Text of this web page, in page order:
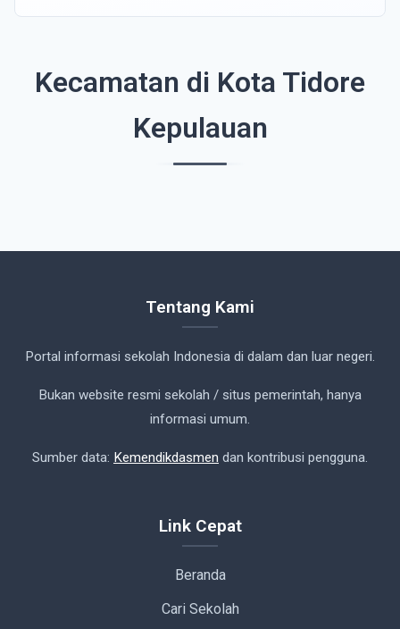
Kecamatan di Kota Tidore
Kepulauan
Tentang Kami
Portal informasi sekolah Indonesia di dalam dan luar negeri.
Bukan website resmi sekolah / situs pemerintah, hanya
informasi umum.
Sumber data: Kemendikdasmen dan kontribusi pengguna.
Link Cepat
Beranda
Cari Sekolah